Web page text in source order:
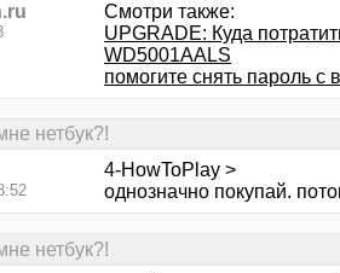
Смотри также:
UPGRADE: Куда
WD5001AALS
помогите снять пароль с
нетбук?!
4-HowToPlay >
однозначно покупай.
нетбук?!